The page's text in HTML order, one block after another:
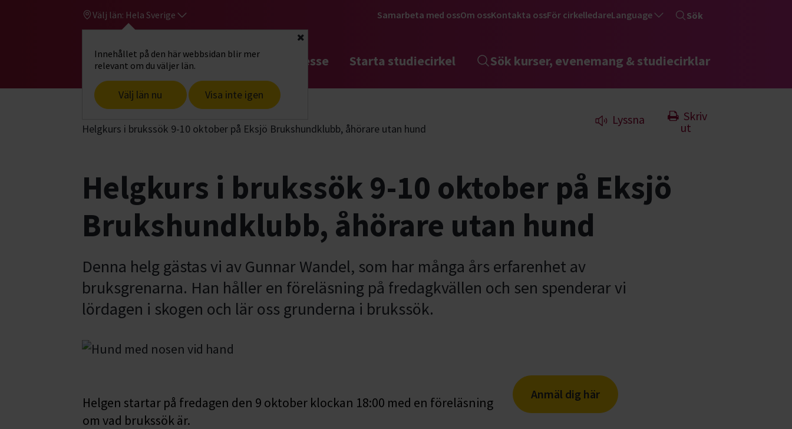
Välj län: Hela Sverige
Innehållet på den här webbsidan blir mer
relevant om du väljer län.
Välj län nu Visa inte igen
Stäng
Samarbeta med ossOm ossKontakta ossFör cirkelledareLanguage Sök
Gå till studiefrämjandets startsidaHitta intresse Starta studiecirkel Sök kurser, evenemang & studiecirklar
Start Hitta intresse
Hund & husdjur
Helgkurs i brukssök 9-10 oktober på Eksjö Brukshundklubb, åhörare utan hund
Lyssna
Skriv
ut
Helgkurs i brukssök 9-10 oktober på Eksjö
Brukshundklubb, åhörare utan hund
Denna helg gästas vi av Gunnar Wandel, som har många års erfarenhet av
bruksgrenarna. Han håller en föreläsning på fredagkvällen och sen spenderar vi
lördagen i skogen och lär oss grunderna i brukssök.
Helgen startar på fredagen den 9 oktober klockan 18:00 med en föreläsning
om vad brukssök är.
Anmäl dig här